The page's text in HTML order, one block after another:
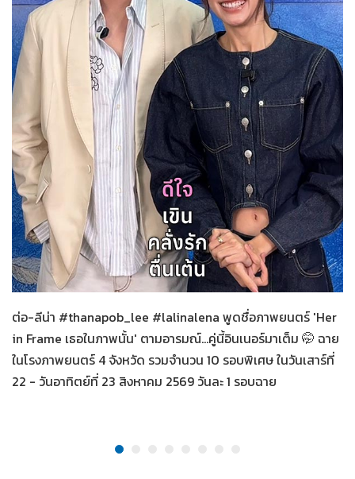
08-08-2569
Her in Frame เธอในภาพนั้น
ต่อ-ลีน่า #thanapob_lee #lalinalena พูดชื่อภาพยนตร์ 'Her
in Frame เธอในภาพนั้น' ตามอารมณ์...คู่นี้อินเนอร์มาเต็ม 🤭 ฉาย
ในโรงภาพยนตร์ 4 จังหวัด รวมจำนวน 10 รอบพิเศษ ในวันเสาร์ที่
22 - วันอาทิตย์ที่ 23 สิงหาคม 2569 วันละ 1 รอบฉาย